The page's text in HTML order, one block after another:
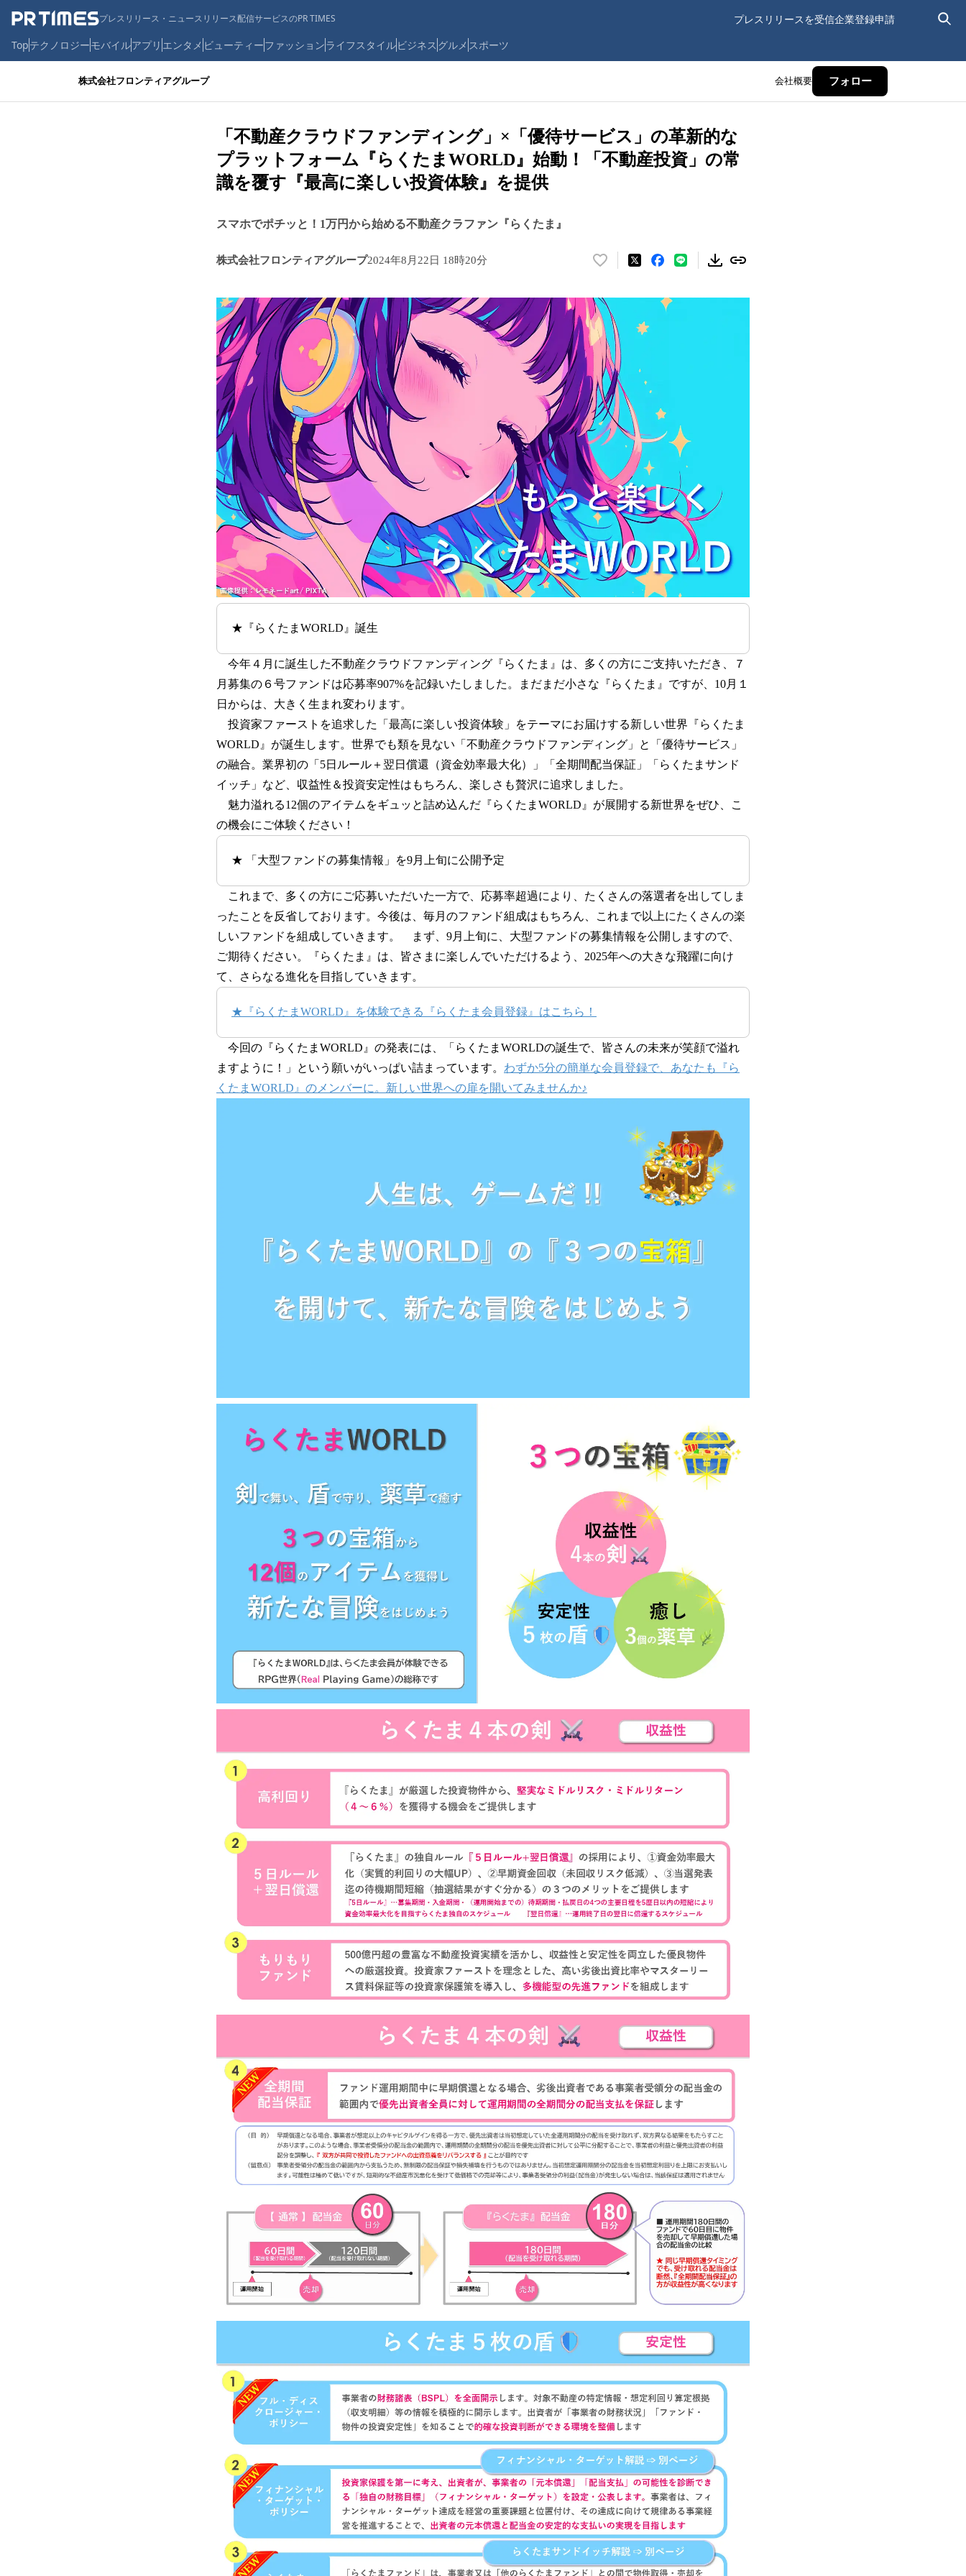
プレスリリース・ニュースリリース配信サービスのPR TIMES プレスリリースを受信企業登録申請
Topテクノロジーモバイルアプリ エンタメ ビューティーファッションライフスタイルビジネス グルメ スポーツ
株式会社フロンティアグループ 会社概要 フォロー
「不動産クラウドファンディング」×「優待サービス」の革新的な
プラットフォーム『らくたまWORLD』始動！「不動産投資」の常
識を覆す『最高に楽しい投資体験』を提供
スマホでポチッと！1万円から始める不動産クラファン『らくたま』
株式会社フロンティアグループ2024年8月22日 18時20分
い
ね
！
数
を
読
み
込
み
中
で
す
★『らくたまWORLD』誕生
今年４月に誕生した不動産クラウドファンディング『らくたま』は、多くの方にご支持いただき、７
月募集の６号ファンドは応募率907%を記録いたしました。まだまだ小さな『らくたま』ですが、10月１
日からは、大きく生まれ変わります。
投資家ファーストを追求した「最高に楽しい投資体験」をテーマにお届けする新しい世界『らくたま
WORLD』が誕生します。世界でも類を見ない「不動産クラウドファンディング」と「優待サービス」
の融合。業界初の「5日ルール＋翌日償還（資金効率最大化）」「全期間配当保証」「らくたまサンド
イッチ」など、収益性＆投資安定性はもちろん、楽しさも贅沢に追求しました。
魅力溢れる12個のアイテムをギュッと詰め込んだ『らくたまWORLD』が展開する新世界をぜひ、こ
の機会にご体験ください！
★ 「大型ファンドの募集情報」を9月上旬に公開予定
これまで、多くの方にご応募いただいた一方で、応募率超過により、たくさんの落選者を出してしま
ったことを反省しております。今後は、毎月のファンド組成はもちろん、これまで以上にたくさんの楽
しいファンドを組成していきます。 まず、9月上旬に、大型ファンドの募集情報を公開しますので、
ご期待ください。『らくたま』は、皆さまに楽しんでいただけるよう、2025年への大きな飛躍に向け
て、さらなる進化を目指していきます。
★『らくたまWORLD』を体験できる『らくたま会員登録』はこちら！
今回の『らくたまWORLD』の発表には、「らくたまWORLDの誕生で、皆さんの未来が笑顔で溢れ
ますように！」という願いがいっぱい詰まっています。 わずか5分の簡単な会員登録で、あなたも『ら
くたまWORLD』のメンバーに。新しい世界への扉を開いてみませんか♪